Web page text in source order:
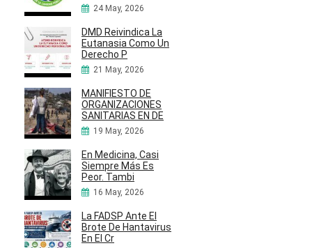
24 May, 2026
DMD Reivindica La
Eutanasia Como Un
Derecho P
21 May, 2026
MANIFIESTO DE
ORGANIZACIONES
SANITARIAS EN DE
19 May, 2026
En Medicina, Casi
Siempre Más Es
Peor. Tambi
16 May, 2026
La FADSP Ante El
Brote De Hantavirus
En El Cr